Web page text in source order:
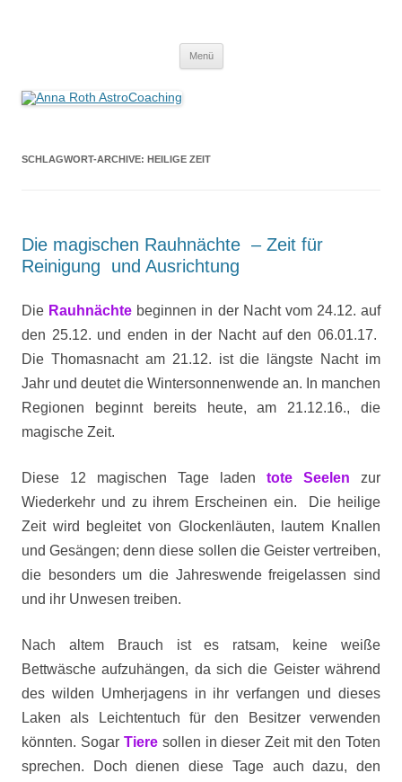
Menü
SCHLAGWORT-ARCHIVE: HEILIGE ZEIT
Die magischen Rauhnächte – Zeit für
Reinigung und Ausrichtung
Die Rauhnächte beginnen in der Nacht vom 24.12. auf
den 25.12. und enden in der Nacht auf den 06.01.17.
Die Thomasnacht am 21.12. ist die längste Nacht im
Jahr und deutet die Wintersonnenwende an. In manchen
Regionen beginnt bereits heute, am 21.12.16., die
magische Zeit.
Diese 12 magischen Tage laden tote Seelen zur
Wiederkehr und zu ihrem Erscheinen ein. Die heilige
Zeit wird begleitet von Glockenläuten, lautem Knallen
und Gesängen; denn diese sollen die Geister vertreiben,
die besonders um die Jahreswende freigelassen sind
und ihr Unwesen treiben.
Nach altem Brauch ist es ratsam, keine weiße
Bettwäsche aufzuhängen, da sich die Geister während
des wilden Umherjagens in ihr verfangen und dieses
Laken als Leichtentuch für den Besitzer verwenden
könnten. Sogar Tiere sollen in dieser Zeit mit den Toten
sprechen. Doch dienen diese Tage auch dazu, den